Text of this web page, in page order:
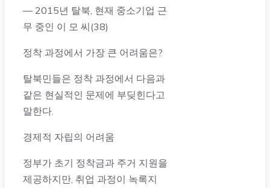
— 2015년 탈북, 현재 중소기업 근
무 중인 이 모 씨(38)
정착 과정에서 가장 큰 어려움은?
탈북민들은 정착 과정에서 다음과
같은 현실적인 문제에 부딪힌다고
말한다.
경제적 자립의 어려움
정부가 초기 정착금과 주거 지원을
제공하지만, 취업 과정이 녹록지